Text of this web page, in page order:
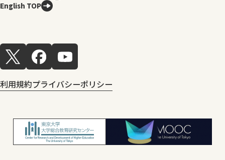
English TOP
利用規約プライバシーポリシー